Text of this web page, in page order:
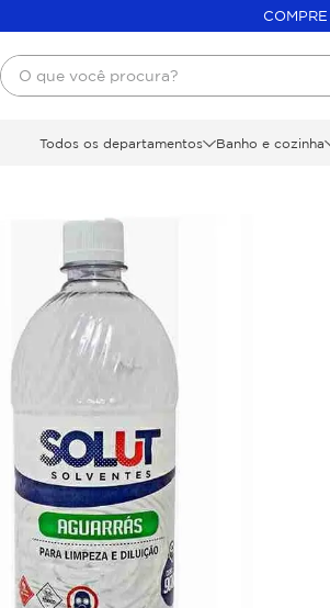
O que você procura?
Todos os departamentos Banho e cozinha